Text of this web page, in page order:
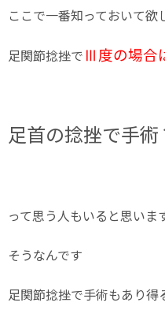
ここで一番知っておいて欲
足関節捻挫で Ⅲ度の場合
足首の捻挫で手術
って思う人もいると思いま
そうなんです
足関節捻挫で手術もあり得